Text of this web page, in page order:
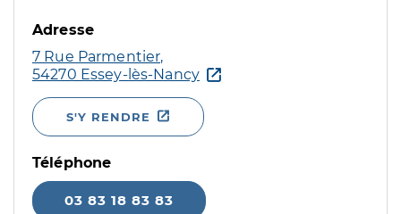
Adresse
7 Rue Parmentier,
54270 Essey-lès-Nancy
S'Y RENDRE
Téléphone
03 83 18 83 83